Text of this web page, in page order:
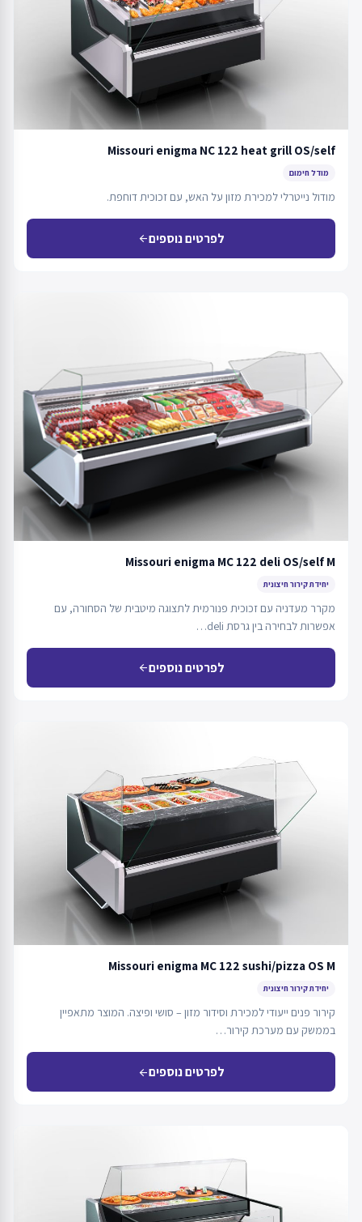
Missouri enigma NC 122 heat grill OS/self
מודל חימום
מודול נייטרלי למכירת מזון על האש, עם זכוכית דוחפת.
לפרטים נוספיםarrow_back
Missouri enigma MC 122 deli OS/self M
יחידת קירור חיצונית
מקרר מעדניה עם זכוכית פנורמית לתצוגה מיטבית של הסחורה, עם
אפשרות לבחירה בין גרסת deli…
לפרטים נוספיםarrow_back
Missouri enigma MC 122 sushi/pizza OS M
יחידת קירור חיצונית
קירור פנים ייעודי למכירת וסידור מזון – סושי ופיצה. המוצר מתאפיין
בממשק עם מערכת קירור…
לפרטים נוספיםarrow_back